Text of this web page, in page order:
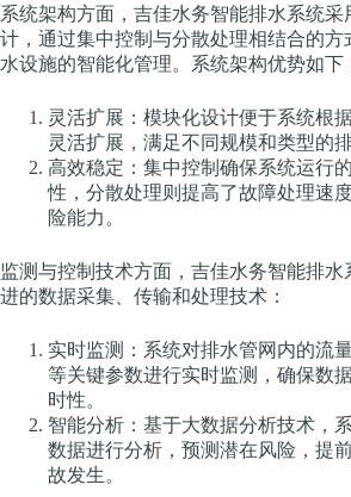
系统架构方面，吉佳水务智能排水系统采
计，通过集中控制与分散处理相结合的方
水设施的智能化管理。系统架构优势如下
灵活扩展：模块化设计便于系统根
灵活扩展，满足不同规模和类型的
高效稳定：集中控制确保系统运行
性，分散处理则提高了故障处理速
险能力。
监测与控制技术方面，吉佳水务智能排水
进的数据采集、传输和处理技术：
实时监测：系统对排水管网内的流
等关键参数进行实时监测，确保数
时性。
智能分析：基于大数据分析技术，
数据进行分析，预测潜在风险，提
故发生。